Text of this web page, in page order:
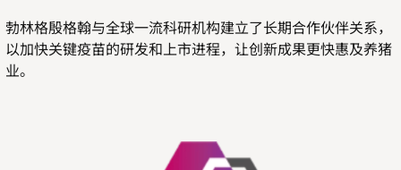
勃林格殷格翰与全球一流科研机构建立了长期合作伙伴关系，
以加快关键疫苗的研发和上市进程，让创新成果更快惠及养猪
业。